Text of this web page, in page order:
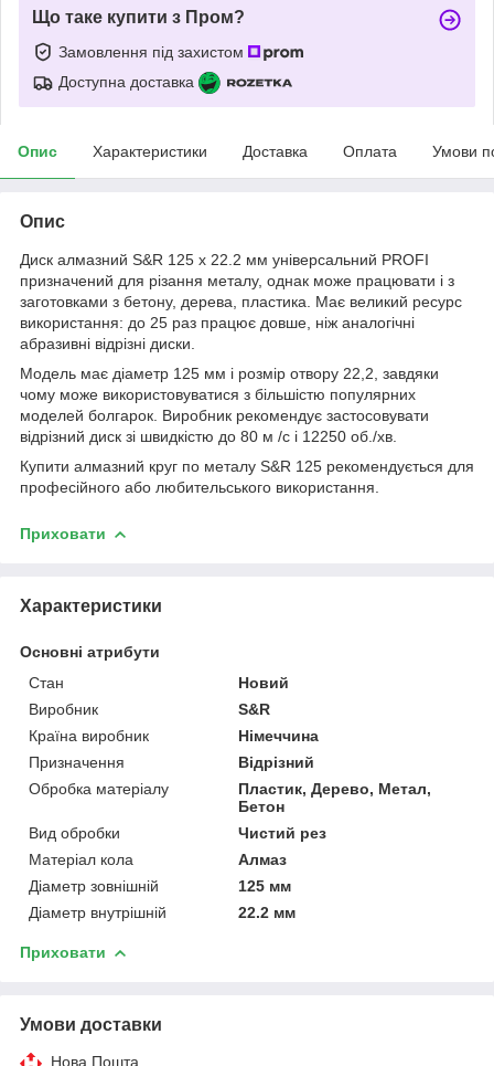
Що таке купити з Пром?
Замовлення під захистом
Доступна доставка
Опис Характеристики Доставка Оплата Умови
Опис
Диск алмазний S&R 125 x 22.2 мм універсальний PROFI
призначений для різання металу, однак може працювати і з
заготовками з бетону, дерева, пластика. Має великий ресурс
використання: до 25 раз працює довше, ніж аналогічні
абразивні відрізні диски.
Модель має діаметр 125 мм і розмір отвору 22,2, завдяки
чому може використовуватися з більшістю популярних
моделей болгарок. Виробник рекомендує застосовувати
відрізний диск зі швидкістю до 80 м /с і 12250 об./хв.
Купити алмазний круг по металу S&R 125 рекомендується для
професійного або любительського використання.
Приховати
Характеристики
Основні атрибути
Стан
Новий
Виробник
S&R
Країна виробник
Німеччина
Призначення
Відрізний
Обробка матеріалу
Пластик, Дерево, Метал,
Бетон
Вид обробки
Чистий рез
Матеріал кола
Алмаз
Діаметр зовнішній
125 мм
Діаметр внутрішній
22.2 мм
Приховати
Умови доставки
Нова Пошта